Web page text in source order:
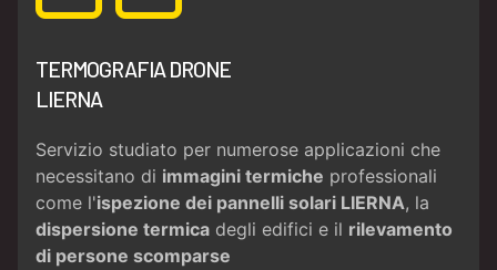
TERMOGRAFIA DRONE
LIERNA
Servizio studiato per numerose applicazioni che
necessitano di immagini termiche professionali
come l'ispezione dei pannelli solari LIERNA, la
dispersione termica degli edifici e il rilevamento
di persone scomparse